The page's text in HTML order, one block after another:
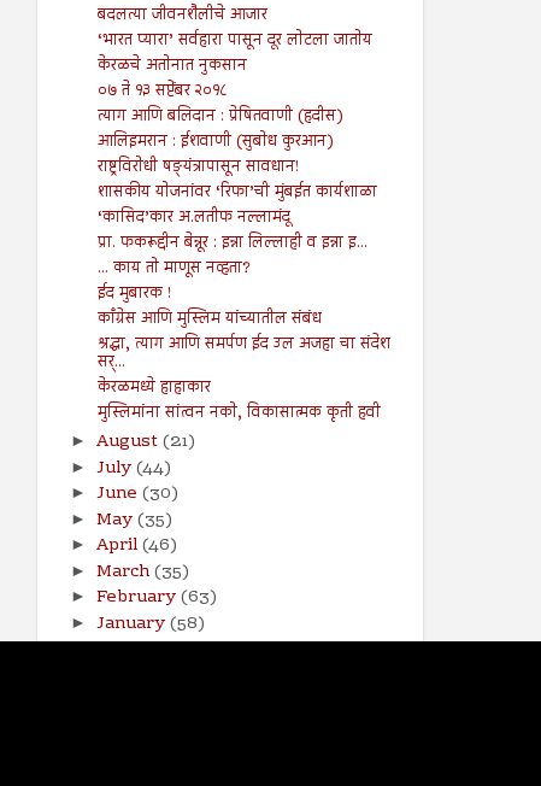
बदलत्या जीवनशैलीचे आजार
‘भारत प्यारा’ सर्वहारा पासून दूर लोटला जातोय
केरळचे अतोनात नुकसान
०७ ते १३ सप्टेंबर २०१८
त्याग आणि बलिदान : प्रेषितवाणी (हदीस)
आलिइमरान : ईशवाणी (सुबोध कुरआन)
राष्ट्रविरोधी षङ्यंत्रापासून सावधान!
शासकीय योजनांवर ‘रिफा’ची मुंबईत कार्यशाळा
‘कासिद’कार अ.लतीफ नल्लामंदू
प्रा. फकरूद्दीन बेन्नूर : इन्ना लिल्लाही व इन्ना इ...
... काय तो माणूस नव्हता?
ईद मुबारक !
काँग्रेस आणि मुस्लिम यांच्यातील संबंध
श्रद्धा, त्याग आणि समर्पण ईद उल अजहा चा संदेश
सर्...
केरळमध्ये हाहाकार
मुस्लिमांना सांत्वन नको, विकासात्मक कृती हवी
► August(21)
► July(44)
► June (30)
► May(35)
► April(46)
► March(35)
► February(63)
► January(58)
►2017(141)